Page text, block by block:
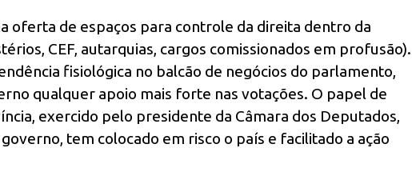
oferta de espaços para controle da direita dentro da
CEF, autarquias, cargos comissionados em profusão).
fisiológica no balcão de negócios do parlamento,
qualquer apoio mais forte nas votações. O papel de
exercido pelo presidente da Câmara dos Deputados,
tem colocado em risco o país e facilitado a ação